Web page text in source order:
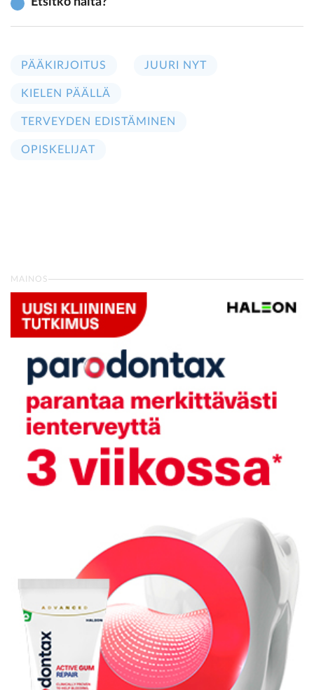
PÄÄKIRJOITUS JUURI NYT
KIELEN PÄÄLLÄ
TERVEYDEN EDISTÄMINEN
OPISKELIJAT
MAINOS